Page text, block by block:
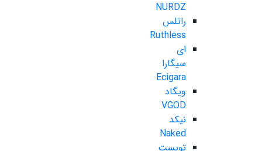
NURDZ
راتلس
Ruthless
ای
سیگارا
Ecigara
ویگاد
VGOD
نیکد
Naked
تویست